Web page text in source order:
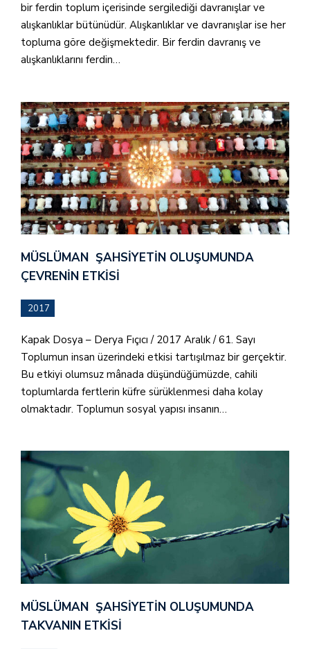
bir ferdin toplum içerisinde sergilediği davranışlar ve
alışkanlıklar bütünüdür. Alışkanlıklar ve davranışlar ise her
topluma göre değişmektedir. Bir ferdin davranış ve
alışkanlıklarını ferdin…
MÜSLÜMAN ŞAHSIYETIN OLUŞUMUNDA
ÇEVRENIN ETKISI
2017
Kapak Dosya – Derya Fıçıcı / 2017 Aralık / 61. Sayı
Toplumun insan üzerindeki etkisi tartışılmaz bir gerçektir.
Bu etkiyi olumsuz mânada düşündüğümüzde, cahili
toplumlarda fertlerin küfre sürüklenmesi daha kolay
olmaktadır. Toplumun sosyal yapısı insanın…
MÜSLÜMAN ŞAHSIYETIN OLUŞUMUNDA
TAKVANIN ETKISI